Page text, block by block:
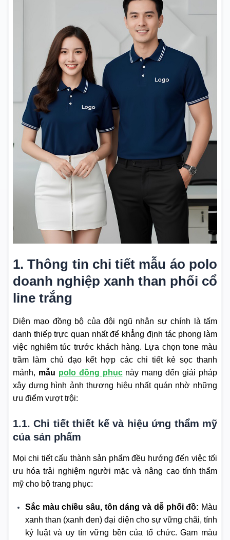
1. Thông tin chi tiết mẫu áo polo
doanh nghiệp xanh than phối cổ
line trắng
Diện mạo đồng bộ của đội ngũ nhân sự chính là tấm
danh thiếp trực quan nhất để khẳng định tác phong làm
việc nghiêm túc trước khách hàng. Lựa chọn tone màu
trầm làm chủ đạo kết hợp các chi tiết kẻ sọc thanh
mảnh, mẫu polo đồng phục này mang đến giải pháp
xây dựng hình ảnh thương hiệu nhất quán nhờ những
ưu điểm vượt trội:
1.1. Chi tiết thiết kế và hiệu ứng thẩm mỹ
của sản phẩm
Mọi chi tiết cấu thành sản phẩm đều hướng đến việc tối
ưu hóa trải nghiệm người mặc và nâng cao tính thẩm
mỹ cho bộ trang phục:
Sắc màu chiều sâu, tôn dáng và dễ phối đồ: Màu
xanh than (xanh đen) đại diện cho sự vững chãi, tính
kỷ luật và uy tín vững bền của tổ chức. Gam màu